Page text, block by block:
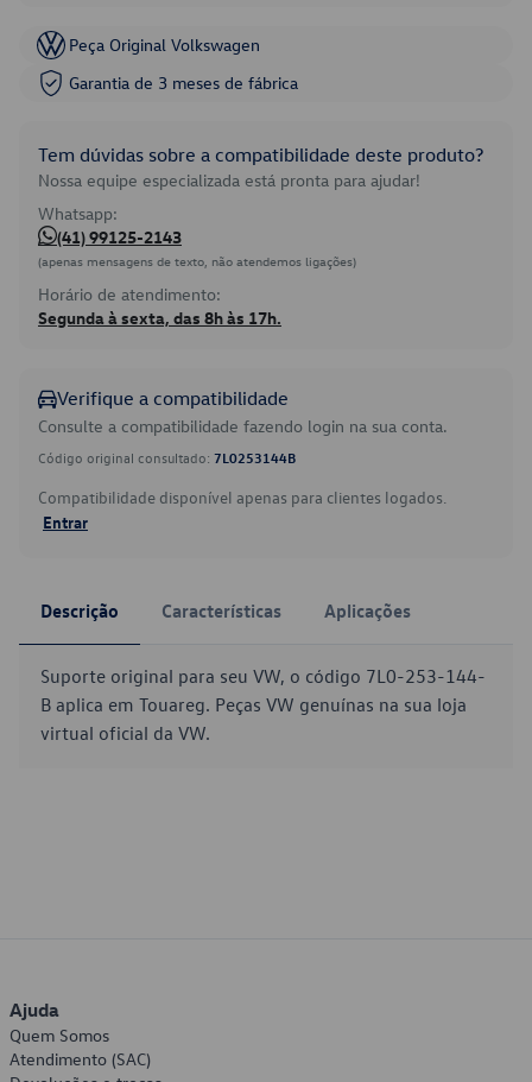
Peça Original Volkswagen
Garantia de 3 meses de fábrica
Tem dúvidas sobre a compatibilidade deste produto?
Nossa equipe especializada está pronta para ajudar!
Whatsapp:
(41) 99125-2143
(apenas mensagens de texto, não atendemos ligações)
Horário de atendimento:
Segunda à sexta, das 8h às 17h.
Verifique a compatibilidade
Consulte a compatibilidade fazendo login na sua conta.
Código original consultado: 7L0253144B
Compatibilidade disponível apenas para clientes logados.
Entrar
Descrição Características Aplicações
Suporte original para seu VW, o código 7L0-253-144-
B aplica em Touareg. Peças VW genuínas na sua loja
virtual oficial da VW.
Ajuda
Quem Somos
Atendimento (SAC)